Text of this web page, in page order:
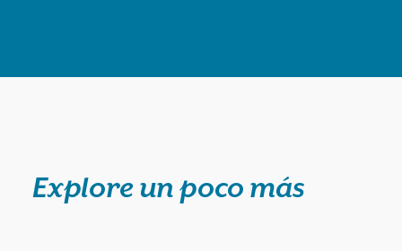
Explore un poco más